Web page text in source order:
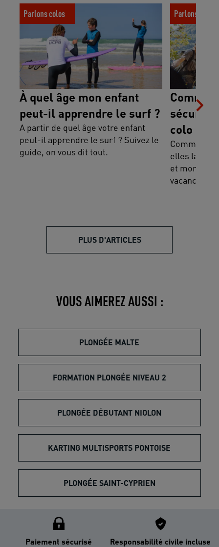
À quel âge mon enfant peut-il apprendre
le surf ?
Parlons colos
À quel âge mon enfant
peut-il apprendre le surf ?
A partir de quel âge votre enfant
peut-il apprendre le surf ? Suivez le
guide, on vous dit tout.
Comment
enfants en
Parlons colos
sécurité
colo ?
Comment
elles la
et morale
vacances ?
PLUS D'ARTICLES
VOUS AIMEREZ AUSSI :
PLONGÉE MALTE
FORMATION PLONGÉE NIVEAU 2
PLONGÉE DÉBUTANT NIOLON
KARTING MULTISPORTS PONTOISE
PLONGÉE SAINT-CYPRIEN
Paiement sécurisé Responsabilité civile incluse